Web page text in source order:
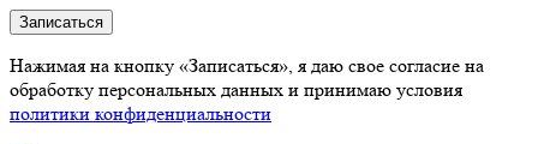
Нажимая на кнопку «Записаться», я даю свое согласие на
обработку персональных данных и принимаю условия
политики конфиденциальности